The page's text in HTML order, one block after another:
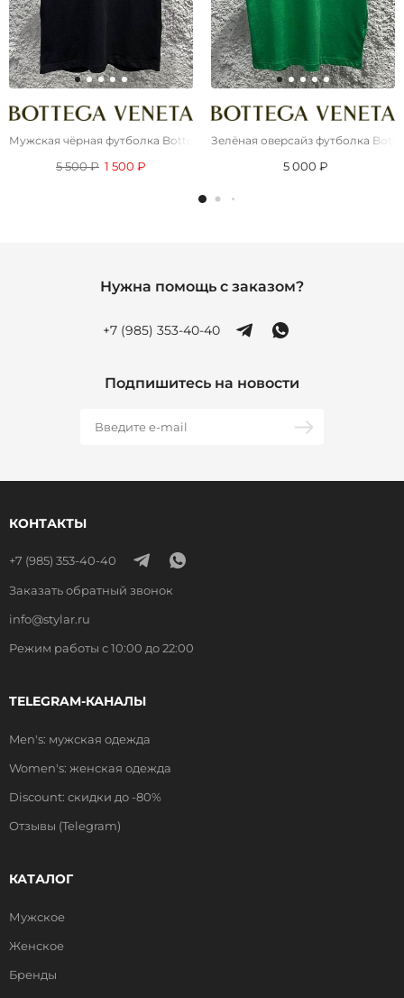
Мужская чёрная футболка Bottega Veneta
5 500 ₽ 1 500 ₽
Зелёная оверсайз футболка
5 000 ₽
Нужна помощь с заказом?
+7 (985) 353-40-40
Подпишитесь на новости
КОНТАКТЫ
+7 (985) 353-40-40
Заказать обратный звонок
info@stylar.ru
Режим работы с 10:00 до 22:00
TELEGRAM-КАНАЛЫ
Men's: мужская одежда
Women's: женская одежда
Discount: скидки до -80%
Отзывы (Telegram)
КАТАЛОГ
Мужское
Женское
Бренды